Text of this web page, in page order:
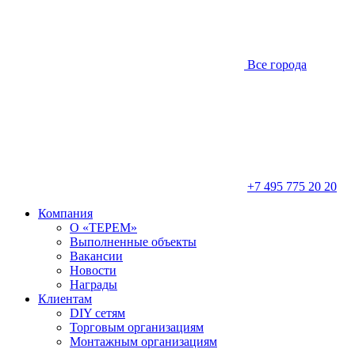
Все города
+7 495 775 20 20
Компания
О «ТЕРЕМ»
Выполненные объекты
Вакансии
Новости
Награды
Клиентам
DIY сетям
Торговым организациям
Монтажным организациям